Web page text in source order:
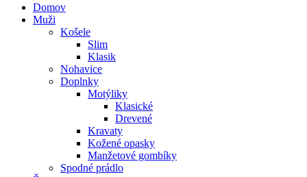
Domov
Muži
Košele
Slim
Klasik
Nohavice
Doplnky
Motýliky
Klasické
Drevené
Kravaty
Kožené opasky
Manžetové gombíky
Spodné prádlo